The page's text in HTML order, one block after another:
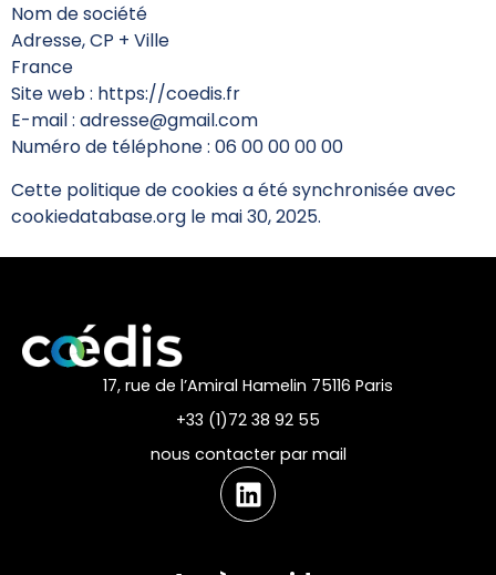
Nom de société
Adresse, CP + Ville
France
Site web : https://coedis.fr
E-mail : adresse@gmail.com
Numéro de téléphone : 06 00 00 00 00
Cette politique de cookies a été synchronisée avec
cookiedatabase.org le mai 30, 2025.
17, rue de l’Amiral Hamelin 75116 Paris
+33 (1)72 38 92 55
nous contacter par mail